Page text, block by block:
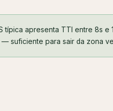
típica apresenta TTI entre 8s e
suficiente para sair da zona